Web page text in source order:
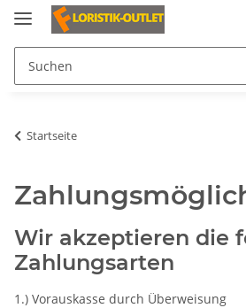
Startseite
Wir akzeptieren die
Zahlungsarten
1.) Vorauskasse durch Überweisung